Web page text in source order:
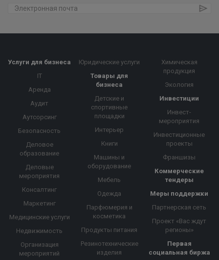
Услуги для бизнеса
IT
Аренда
Аудит
Аутсорсинг
Безопасность
Деловое
образование
Деловые
мероприятия
Консалтинг
Маркетинг
Медицинские услуги
Недвижимость
Организация
мероприятий
Юридические услуги
Товары для
бизнеса
Детские и
спортивные
площадки
Интерьер
Книги
Машины и
оборудование
Мебель
Одежда
Парфюмерия и
косметика
Продукты питания
Резинотехнические
изделия
Химическая
продукция
Экология
Инвестиции
Инвест-
мероприятия
Инвестиционные
проекты
Франшизы
Коммерческие
тендеры
Меры поддержки
Партнерская сеть
Проект «Вас ждут
регионы»
Первая
социальная биржа